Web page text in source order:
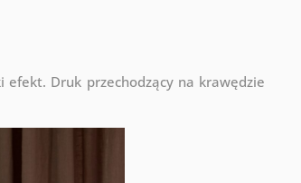
Druk przechodzący na krawędzie